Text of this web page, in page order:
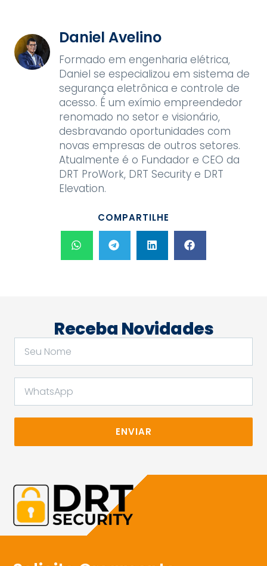
Daniel Avelino
Formado em engenharia elétrica,
Daniel se especializou em sistema de
segurança eletrônica e controle de
acesso. É um exímio empreendedor
renomado no setor e visionário,
desbravando oportunidades com
novas empresas de outros setores.
Atualmente é o Fundador e CEO da
DRT ProWork, DRT Security e DRT
Elevation.
COMPARTILHE
Receba Novidades
ENVIAR